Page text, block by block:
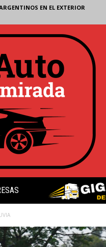
EN EL EXTERIOR